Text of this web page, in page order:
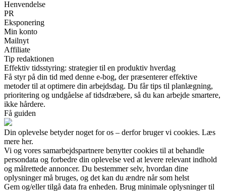
Henvendelse
PR
Eksponering
Min konto
Mailnyt
Affiliate
Tip redaktionen
Effektiv tidsstyring: strategier til en produktiv hverdag
Få styr på din tid med denne e-bog, der præsenterer effektive
metoder til at optimere din arbejdsdag. Du får tips til planlægning,
prioritering og undgåelse af tidsdræbere, så du kan arbejde smartere,
ikke hårdere.
Få guiden
Din oplevelse betyder noget for os – derfor bruger vi cookies. Læs
mere her.
Vi og vores samarbejdspartnere benytter cookies til at behandle
persondata og forbedre din oplevelse ved at levere relevant indhold
og målrettede annoncer. Du bestemmer selv, hvordan dine
oplysninger må bruges, og det kan du ændre når som helst
Gem og/eller tilgå data fra enheden. Brug minimale oplysninger til